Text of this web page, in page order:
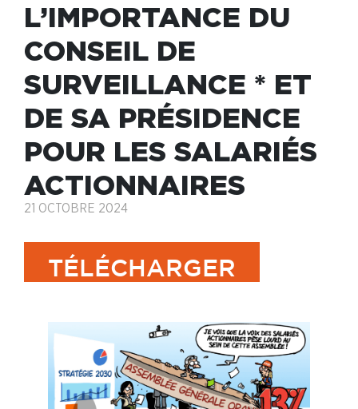
L’IMPORTANCE DU
CONSEIL DE
SURVEILLANCE * ET
DE SA PRÉSIDENCE
POUR LES SALARIÉS
ACTIONNAIRES
21 OCTOBRE 2024
TÉLÉCHARGER